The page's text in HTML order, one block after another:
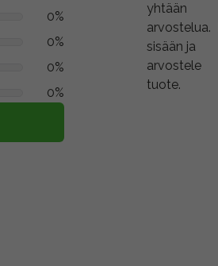
0%
0%
0%
0%
yhtään
arvostelua.
sisään ja
arvostele
tuote.